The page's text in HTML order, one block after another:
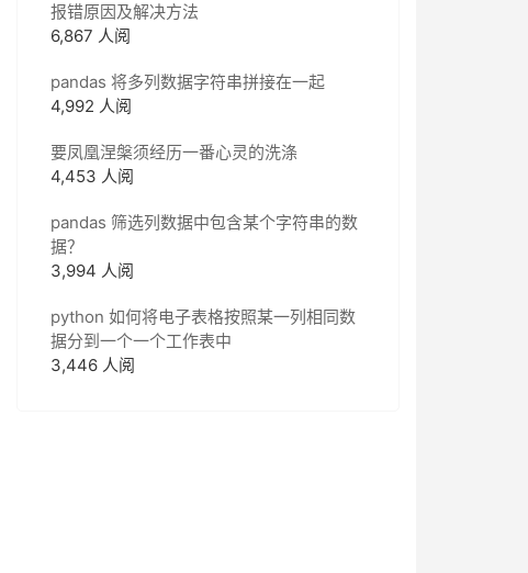
报错原因及解决方法
6,867 人阅
pandas 将多列数据字符串拼接在一起
4,992 人阅
要凤凰涅槃须经历一番心灵的洗涤
4,453 人阅
pandas 筛选列数据中包含某个字符串的数
据？
3,994 人阅
python 如何将电子表格按照某一列相同数
据分到一个一个工作表中
3,446 人阅